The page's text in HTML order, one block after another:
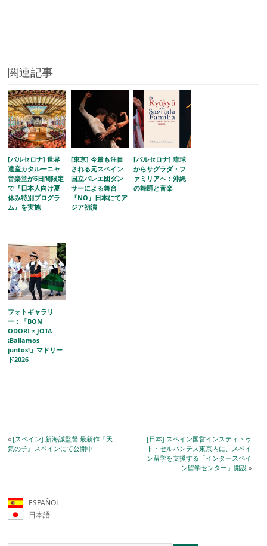
関連記事
[バルセロナ] 世界
遺産カタルーニャ
音楽堂が6日間限定
で『日本人向け夏
休み特別プログラ
ム』を実施
[東京] 今最も注目
される元スペイン
国立バレエ団ダン
サーによる舞台
『NO』日本にてア
ジア初演
[バルセロナ] 琉球
からサグラダ・フ
ァミリアへ：沖縄
の舞踊と音楽
フォトギャラリ
ー：「BON
ODORI × JOTA
¡Bailamos
juntos!」マドリー
ド2026
«[スペイン] 新海誠監督 最新作『天
気の子』スペインにて公開中
[日本] スペイン国営インスティトゥ
ト・セルバンテス東京内に、スペイ
ン留学を支援する「インタースペイ
ン留学センター」開設»
ESPAÑOL
日本語